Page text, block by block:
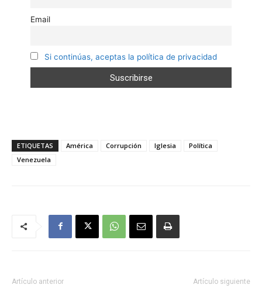
Email
Si continúas, aceptas la política de privacidad
ETIQUETAS América Corrupción Iglesia
Política
Venezuela
Artículo anterior Artículo siguiente